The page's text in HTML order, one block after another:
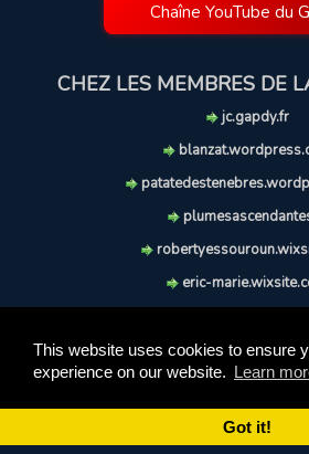
This website uses cookies to ensure
experience on our website. Learn
Got it!
Chaîne YouTube du
CHEZ LES MEMBRES DE
jc.gapdy.fr
eric-
Ce site est réalisé et maintenu